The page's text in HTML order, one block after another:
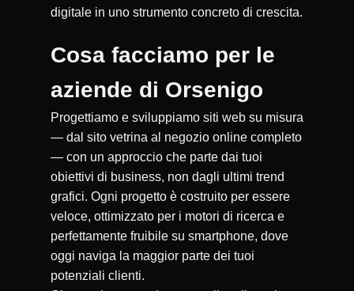
digitale in uno strumento concreto di crescita.
Cosa facciamo per le
aziende di Orsenigo
Progettiamo e sviluppiamo siti web su misura
— dal sito vetrina al negozio online completo
— con un approccio che parte dai tuoi
obiettivi di business, non dagli ultimi trend
grafici. Ogni progetto è costruito per essere
veloce, ottimizzato per i motori di ricerca e
perfettamente fruibile su smartphone, dove
oggi naviga la maggior parte dei tuoi
potenziali clienti.